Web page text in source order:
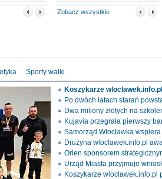
Zobacz wszystkie
Sporty walki
Koszykarze
Po dwóch latach starań
Dwa miliony złotych na
Kujavia przegrała pierwszy
Samorząd Włocławka
Drużyna wloclawek.info.pl
opinie
Orlen sponsorem
Urząd Miasta przyjmuje
Koszykarze wloclawek.info.pl